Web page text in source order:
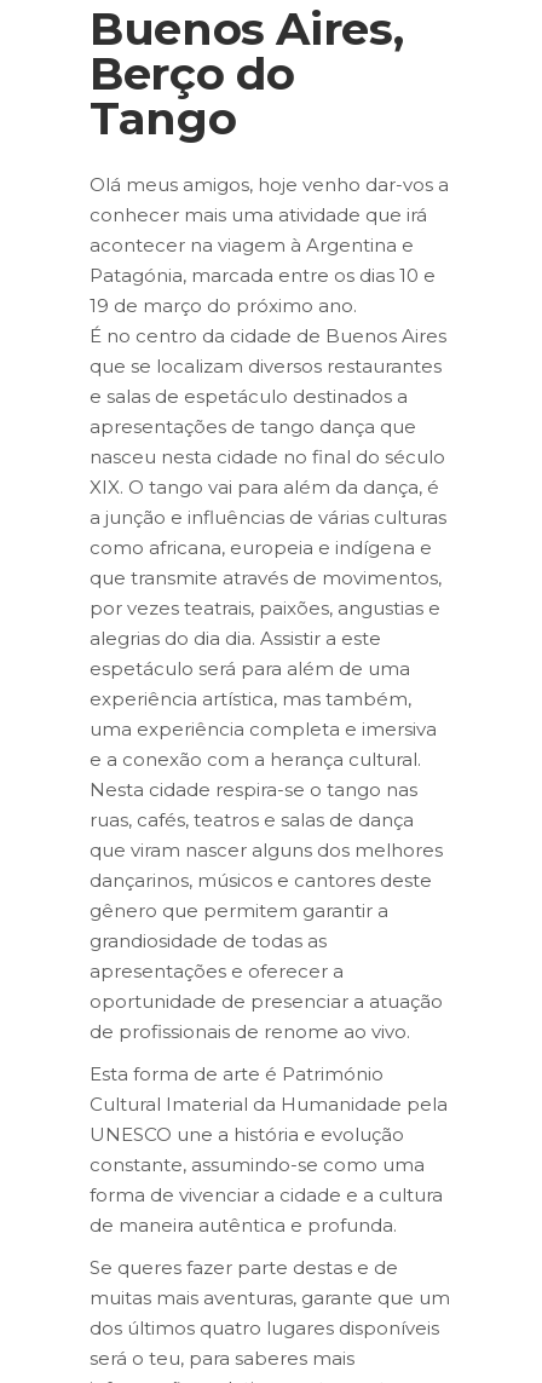
Buenos Aires,
Berço do
Tango
Olá meus amigos, hoje venho dar-vos a
conhecer mais uma atividade que irá
acontecer na viagem à Argentina e
Patagónia, marcada entre os dias 10 e
19 de março do próximo ano.
É no centro da cidade de Buenos Aires
que se localizam diversos restaurantes
e salas de espetáculo destinados a
apresentações de tango dança que
nasceu nesta cidade no final do século
XIX. O tango vai para além da dança, é
a junção e influências de várias culturas
como africana, europeia e indígena e
que transmite através de movimentos,
por vezes teatrais, paixões, angustias e
alegrias do dia dia. Assistir a este
espetáculo será para além de uma
experiência artística, mas também,
uma experiência completa e imersiva
e a conexão com a herança cultural.
Nesta cidade respira-se o tango nas
ruas, cafés, teatros e salas de dança
que viram nascer alguns dos melhores
dançarinos, músicos e cantores deste
gênero que permitem garantir a
grandiosidade de todas as
apresentações e oferecer a
oportunidade de presenciar a atuação
de profissionais de renome ao vivo.
Esta forma de arte é Património
Cultural Imaterial da Humanidade pela
UNESCO une a história e evolução
constante, assumindo-se como uma
forma de vivenciar a cidade e a cultura
de maneira autêntica e profunda.
Se queres fazer parte destas e de
muitas mais aventuras, garante que um
dos últimos quatro lugares disponíveis
será o teu, para saberes mais